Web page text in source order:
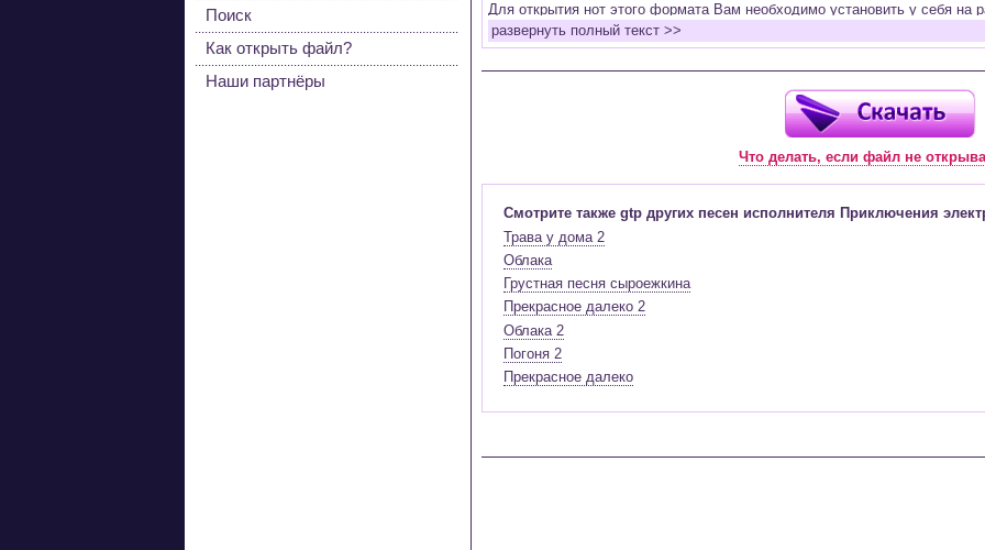
Для открытия нот этого формата Вам необходимо установить у себя на
(желательно, последней версии). Скачать её можно с официального
бесплатную версию на руском языке (Найти).
Запись музыкальных произведений для гитары, бас-гитары, банджо и
в виде табулатур или нотной графики (при создании табулатуры
Создание произведений для духовых, струнных, клавишных и других
Создание партий для барабанов и перкуссии;
Интеграция текста песен в ноты и привязка его к нотам дорожек с
Встроенный определитель и визуализатор аккордов для гитары;
Экспортирование музыкальных партитур в MIDI, ASCII, MusicXML, WAV,
к печати;
Импортирование из MIDI, ASCII,MusicXML, Power Tab (.ptb), TablEdit (.tef)
Виртуальный гитарный гриф, клавиатура фортепиано и панель ударных
ноты, проигрываемые в текущий момент. Удобное создание и
инструмента с их помощью;
развернуть полный текст >>
Что делать, если файл не
Смотрите также gtp других песен исполнителя Приключения
Трава у дома 2
Облака
Грустная песня сыроежкина
Прекрасное далеко 2
Облака 2
Погоня 2
Прекрасное далеко
Поиск
Как открыть файл?
Наши партнёры